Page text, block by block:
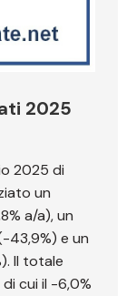
2025
2025 di
un
a/a), un
43,9%) e un
Il totale
cui il -6,0%